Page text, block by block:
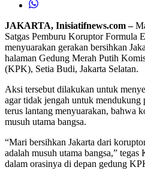
JAKARTA, Inisiatifnews.com –
Satgas Pemburu Koruptor Formula
menyuarakan gerakan bersihkan
halaman Gedung Merah Putih
(KPK), Setia Budi, Jakarta Selatan.
Aksi tersebut dilakukan untuk
agar tidak jengah untuk mendukung
terus lantang menyuarakan, bahwa
musuh utama bangsa.
“Mari bersihkan Jakarta dari
adalah musuh utama bangsa,”
dalam orasinya di depan gedung